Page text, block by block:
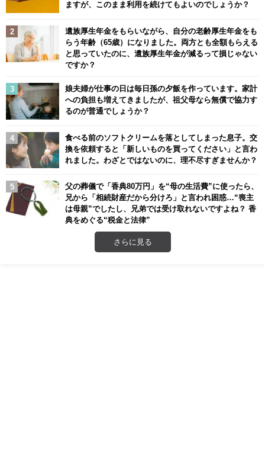
ますが、このまま利用を続けてもよいのでしょうか？
遺族厚生年金をもらいながら、自分の老齢厚生年金をも
らう年齢（65歳）になりました。両方とも全額もらえる
と思っていたのに、遺族厚生年金が減るって損じゃない
ですか？
娘夫婦が仕事の日は毎日孫の夕飯を作っています。家計
への負担も増えてきましたが、祖父母なら無償で協力す
るのが普通でしょうか？
食べる前のソフトクリームを落としてしまった息子。交
換を依頼すると「新しいものを買ってください」と言わ
れました。わざとではないのに、理不尽すぎませんか？
父の葬儀で「香典80万円」を“母の生活費”に使ったら、
兄から「相続財産だから分けろ」と言われ困惑…“喪主
は母親”でしたし、兄弟では受け取れないですよね？ 香
典をめぐる“税金と法律”
さらに見る